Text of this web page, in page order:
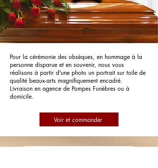
Pour la cérémonie des obsèques, en hommage à la
personne disparue et en souvenir, nous vous
réalisons à partir d'une photo un portrait sur toile de
qualité beaux-arts magnifiquement encadré.
Livraison en agence de Pompes Funèbres ou à
domicile.
Voir et commander